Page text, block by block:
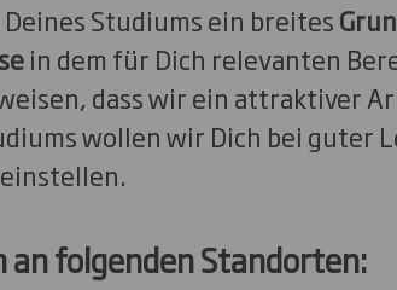
Studiums ein breites
in dem für Dich relevanten
dass wir ein attraktiver
wollen wir Dich bei guter
an folgenden Standorten: